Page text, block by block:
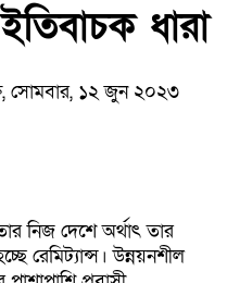
ইতিবাচক ধারা
সোমবার, ১২ জুন ২০২৩
নিজ দেশে অর্থাৎ তার
রেমিট্যান্স। উন্নয়নশীল